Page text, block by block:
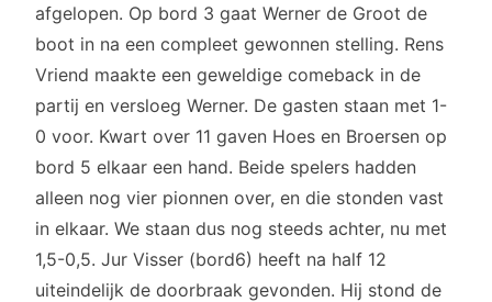
afgelopen. Op bord 3 gaat Werner de Groot de
boot in na een compleet gewonnen stelling. Rens
Vriend maakte een geweldige comeback in de
partij en versloeg Werner. De gasten staan met 1-
0 voor. Kwart over 11 gaven Hoes en Broersen op
bord 5 elkaar een hand. Beide spelers hadden
alleen nog vier pionnen over, en die stonden vast
in elkaar. We staan dus nog steeds achter, nu met
1,5-0,5. Jur Visser (bord6) heeft na half 12
uiteindelijk de doorbraak gevonden. Hij stond de